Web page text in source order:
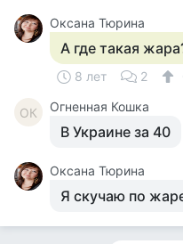
Оксана Тюрина
А где такая
8 лет 2
ОК Огненная Кошка
В Украине за 40
Оксана Тюрина
Я скучаю по